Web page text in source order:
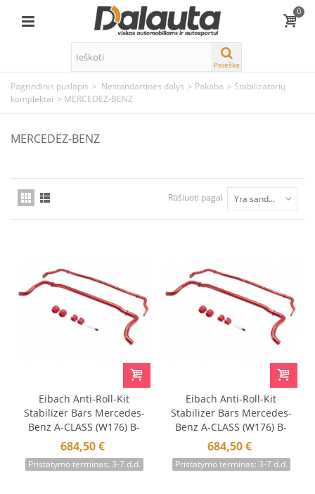
0
Paieška
Pagrindinis puslapis > Nestandartinės dalys > Pakaba > Stabilizatorių
komplektai > MERCEDEZ-BENZ
MERCEDEZ-BENZ
Rūšiuoti pagal Yra sandėlyje
Eibach Anti-Roll-Kit
Stabilizer Bars Mercedes-
Benz A-CLASS (W176) B-
CLASS (W246, W242) CLA
COUPE (C117) GLA
684,50 €
Pristatymo terminas: 3-7 d.d.
Eibach Anti-Roll-Kit
Stabilizer Bars Mercedes-
Benz A-CLASS (W176) B-
CLASS (W246, W242) CLA
COUPE (C117) GLA
684,50 €
Pristatymo terminas: 3-7 d.d.